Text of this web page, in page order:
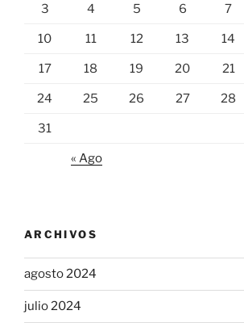
3 4 5 6 7
10 11 12 13 14
17 18 19 20 21
24 25 26 27 28
31
« Ago
ARCHIVOS
agosto 2024
julio 2024